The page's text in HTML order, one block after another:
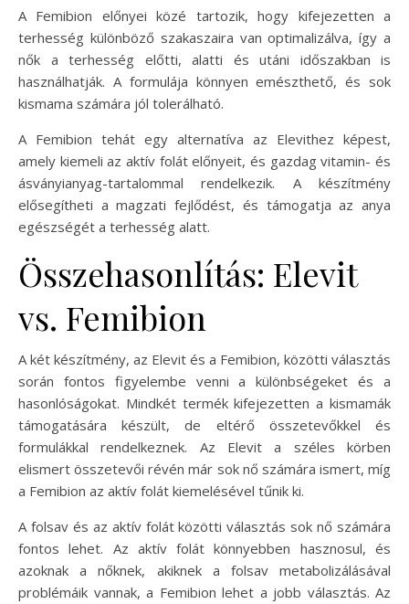
A Femibion előnyei közé tartozik, hogy kifejezetten a
terhesség különböző szakaszaira van optimalizálva, így a
nők a terhesség előtti, alatti és utáni időszakban is
használhatják. A formulája könnyen emészthető, és sok
kismama számára jól tolerálható.
A Femibion tehát egy alternatíva az Elevithez képest,
amely kiemeli az aktív folát előnyeit, és gazdag vitamin- és
ásványianyag-tartalommal rendelkezik. A készítmény
elősegítheti a magzati fejlődést, és támogatja az anya
egészségét a terhesség alatt.
Összehasonlítás: Elevit
vs. Femibion
A két készítmény, az Elevit és a Femibion, közötti választás
során fontos figyelembe venni a különbségeket és a
hasonlóságokat. Mindkét termék kifejezetten a kismamák
támogatására készült, de eltérő összetevőkkel és
formulákkal rendelkeznek. Az Elevit a széles körben
elismert összetevői révén már sok nő számára ismert, míg
a Femibion az aktív folát kiemelésével tűnik ki.
A folsav és az aktív folát közötti választás sok nő számára
fontos lehet. Az aktív folát könnyebben hasznosul, és
azoknak a nőknek, akiknek a folsav metabolizálásával
problémáik vannak, a Femibion lehet a jobb választás. Az